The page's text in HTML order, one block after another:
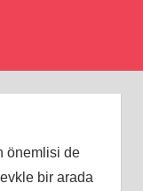
önemlisi de
bir arada